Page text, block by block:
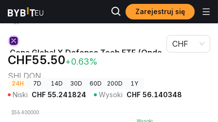
Zarejestruj się
Ceny
Cena Global X Defense Tech ETF (Ondo Tokenized)
Cena Global X Defense Tech ETF (Ondo
Tokenized)
SHLDON
CHF55.50+0.63%
CHF
24H 7D 14D 30D 60D 200D 1Y
Niski CHF 55.241824 Wysoki CHF 56.140348